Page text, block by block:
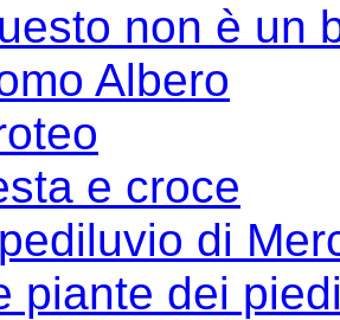
non è un
Albero
e croce
di
piante dei